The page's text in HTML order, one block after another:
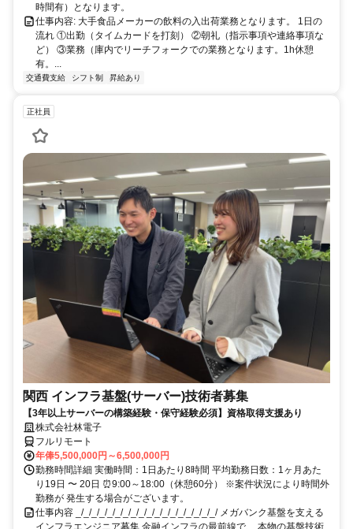
時間有）となります。
仕事内容: 大手食品メーカーの飲料の入出荷業務となります。 1日の
流れ ①出勤（タイムカードを打刻） ②朝礼（指示事項や連絡事項な
ど） ③業務（庫内でリーチフォークでの業務となります。1h休憩
有。...
交通費支給 シフト制 昇給あり
正社員
関西 インフラ基盤(サーバー)技術者募集
【3年以上サーバーの構築経験・保守経験必須】資格取得支援あり
株式会社林電子
フルリモート
年俸5,500,000円～6,500,000円
勤務時間詳細 実働時間：1日あたり8時間 平均勤務日数：1ヶ月あた
り19日 〜 20日 ⏰9:00～18:00（休憩60分） ※案件状況により時間外
勤務が 発生する場合がございます。
仕事内容 _/_/_/_/_/_/_/_/_/_/_/_/_/_/_/_/_/_/ メガバンク基盤を支える